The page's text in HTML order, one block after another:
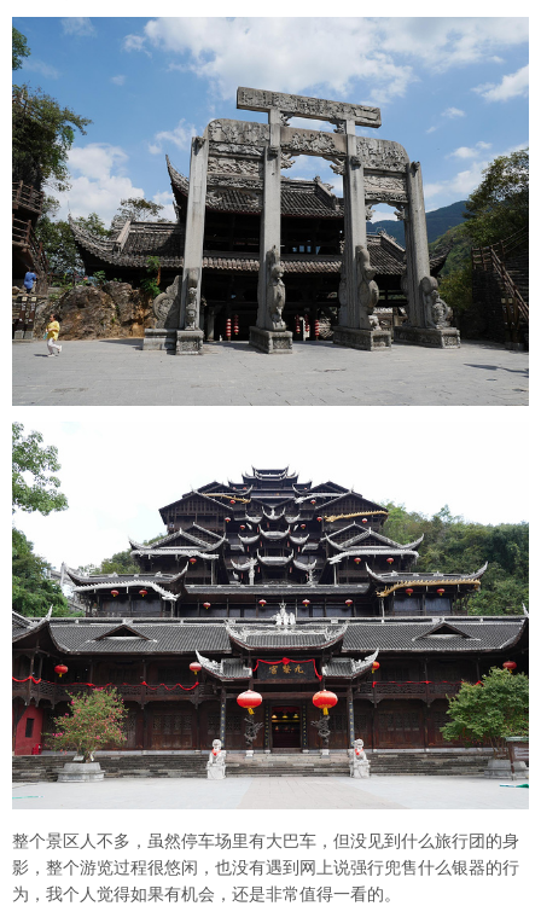
整个景区人不多，虽然停车场里有大巴车，但没见到什么旅行团的身
影，整个游览过程很悠闲，也没有遇到网上说强行兜售什么银器的行
为，我个人觉得如果有机会，还是非常值得一看的。